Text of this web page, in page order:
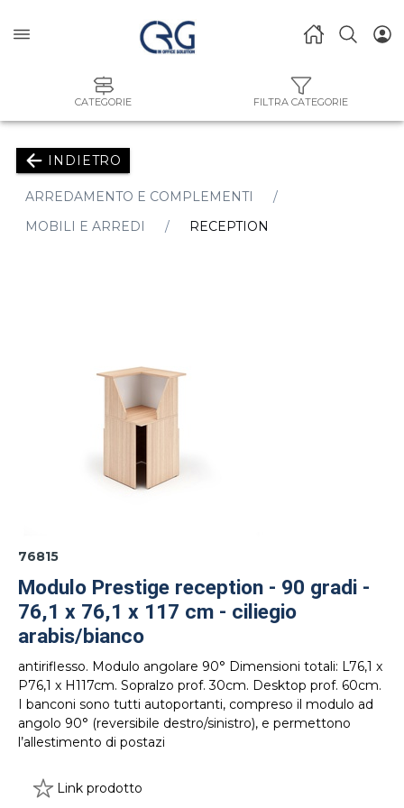
CATEGORIE FILTRA CATEGORIE
INDIETRO
ARREDAMENTO E COMPLEMENTI
MOBILI E ARREDI
RECEPTION
76815
Modulo Prestige reception - 90 gradi -
76,1 x 76,1 x 117 cm - ciliegio
arabis/bianco
antiriflesso. Modulo angolare 90° Dimensioni totali: L76,1 x
P76,1 x H117cm. Sopralzo prof. 30cm. Desktop prof. 60cm.
I banconi sono tutti autoportanti, compreso il modulo ad
angolo 90° (reversibile destro/sinistro), e permettono
l’allestimento di postazi
Link prodotto